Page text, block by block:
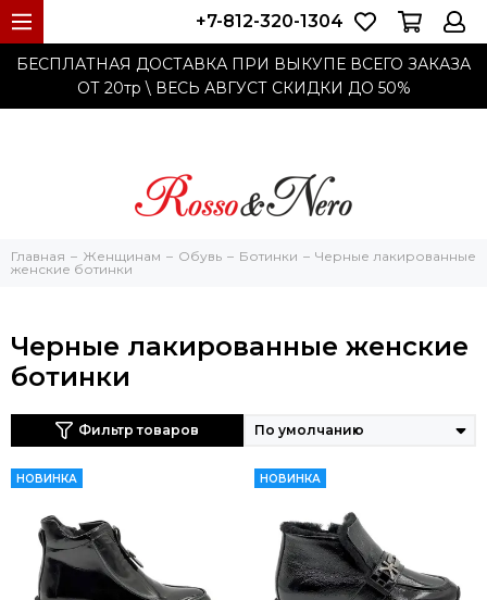
БЕСПЛАТНАЯ ДОСТАВКА ПРИ ВЫКУПЕ ВСЕГО ЗАКАЗА
ОТ 20тр \ ВЕСЬ АВГУСТ СКИДКИ ДО 50%
+7-812-320-1304
Главная Женщинам Обувь Ботинки
Черные лакированные
женские ботинки
Черные лакированные женские
ботинки
Фильтр товаров
НОВИНКА НОВИНКА